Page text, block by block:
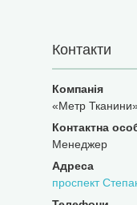
Контакти
«Метр
Менеджер
проспект